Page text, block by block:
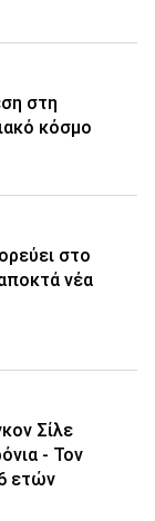
στη
κόσμο
στο
νέα
Σίλε
- Τον
ετών